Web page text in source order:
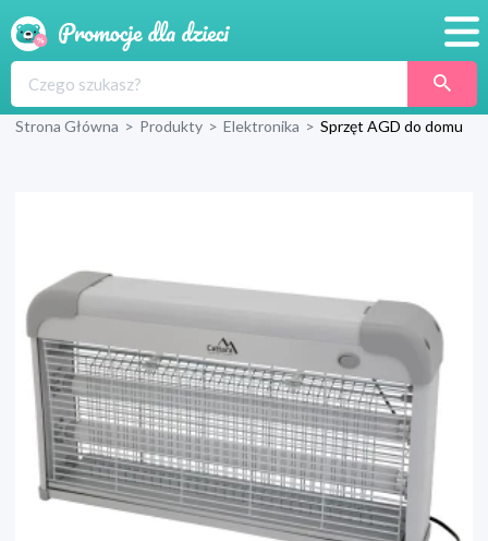
Produkty
Wyprawka
Strona Główna > Produkty > Elektronika > Sprzęt AGD do domu